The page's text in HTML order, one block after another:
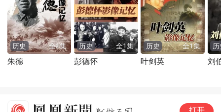
历史 全1集
朱德
历史 全1集
彭德怀
历史 全1集
叶剑英 刘